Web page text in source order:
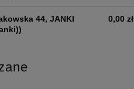
44, JANKI
0,00 zł